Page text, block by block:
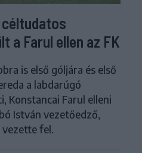
céltudatos
a Farul ellen az FK
is első góljára és első
a labdarúgó
Konstancai Farul elleni
István vezetőedző,
vezette fel.